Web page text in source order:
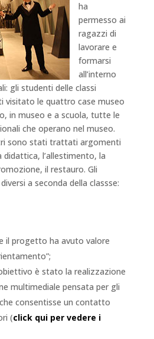
ha
permesso ai
ragazzi di
lavorare e
formarsi
all’interno
gli studenti delle classi
visitato le quattro case museo
in museo e a scuola, tutte le
che operano nel museo.
sono stati trattati argomenti
didattica, l’allestimento, la
il restauro. Gli
a seconda della classse:
il progetto ha avuto valore
è stato la realizzazione
multimediale pensata per gli
consentisse un contatto
(click qui per vedere i